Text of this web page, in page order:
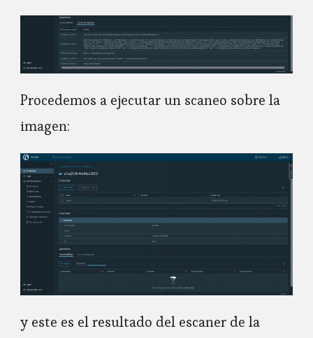
Procedemos a ejecutar un scaneo sobre la
imagen:
y este es el resultado del escaner de la